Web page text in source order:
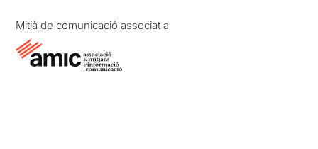
Mitjà de comunicació associat a